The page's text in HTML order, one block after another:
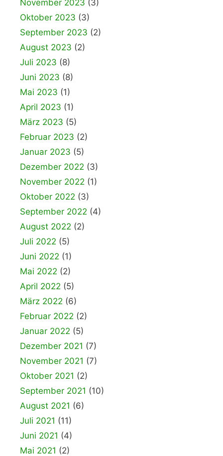
November 2023 (3)
Oktober 2023 (3)
September 2023 (2)
August 2023 (2)
Juli 2023 (8)
Juni 2023 (8)
Mai 2023 (1)
April 2023 (1)
März 2023 (5)
Februar 2023 (2)
Januar 2023 (5)
Dezember 2022 (3)
November 2022 (1)
Oktober 2022 (3)
September 2022 (4)
August 2022 (2)
Juli 2022 (5)
Juni 2022 (1)
Mai 2022 (2)
April 2022 (5)
März 2022 (6)
Februar 2022 (2)
Januar 2022 (5)
Dezember 2021 (7)
November 2021 (7)
Oktober 2021 (2)
September 2021 (10)
August 2021 (6)
Juli 2021 (11)
Juni 2021 (4)
Mai 2021 (2)